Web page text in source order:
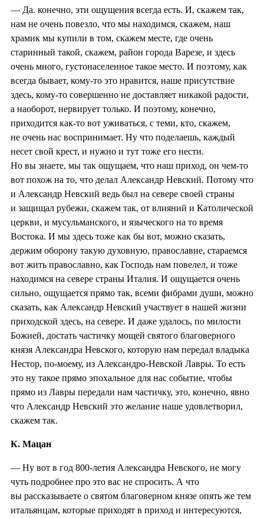
— Да. конечно, эти ощущения всегда есть. И, скажем так,
нам не очень повезло, что мы находимся, скажем, наш
храмик мы купили в том, скажем месте, где очень
старинный такой, скажем, район города Варезе, и здесь
очень много, густонаселенное такое место. И поэтому, как
всегда бывает, кому-то это нравится, наше присутствие
здесь, кому-то совершенно не доставляет никакой радости,
а наоборот, нервирует только. И поэтому, конечно,
приходится как-то вот уживаться, с теми, кто, скажем,
не очень нас воспринимает. Ну что поделаешь, каждый
несет свой крест, и нужно и тут тоже его нести.
Но вы знаете, мы так ощущаем, что наш приход, он чем-то
вот похож на то, что делал Александр Невский. Потому что
и Александр Невский ведь был на севере своей страны
и защищал рубежи, скажем так, от влияний и Католической
церкви, и мусульманского, и языческого на то время
Востока. И мы здесь тоже как бы вот, можно сказать,
держим оборону такую духовную, православие, стараемся
вот жить православно, как Господь нам повелел, и тоже
находимся на севере страны Италия. И ощущается очень
сильно, ощущается прямо так, всеми фибрами души, можно
сказать, как Александр Невский участвует в нашей жизни
приходской здесь, на севере. И даже удалось, по милости
Божией, достать частичку мощей святого благоверного
князя Александра Невского, которую нам передал владыка
Нестор, по-моему, из Александро-Невской Лавры. То есть
это ну такое прямо эпохальное для нас событие, чтобы
прямо из Лавры передали нам частичку, это, конечно, явно
что Александр Невский это желание наше удовлетворил,
скажем так.
К. Мацан
— Ну вот в год 800-летия Александра Невского, не могу
чуть подробнее про это вас не спросить. А что
вы рассказываете о святом благоверном князе опять же тем
итальянцам, которые приходят в приход и интересуются,